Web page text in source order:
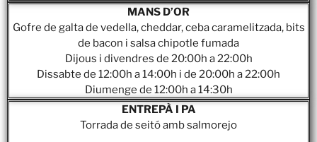
MANS D’OR
Gofre de galta de vedella, cheddar, ceba caramelitzada, bits
de bacon i salsa chipotle fumada
Dijous i divendres de 20:00h a 22:00h
Dissabte de 12:00h a 14:00h i de 20:00h a 22:00h
Diumenge de 12:00h a 14:30h
ENTREPÀ I PA
Torrada de seitó amb salmorejo